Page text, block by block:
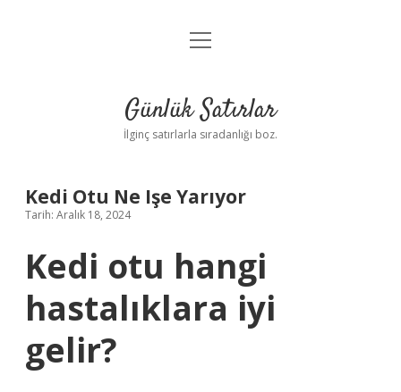
Anasayfa
Yasal Uyarı
menüyü
Günlük Satırlar
İlginç satırlarla sıradanlığı boz.
Kedi Otu Ne Işe Yarıyor
Tarih: Aralık 18, 2024
Kedi otu hangi
hastalıklara iyi
gelir?